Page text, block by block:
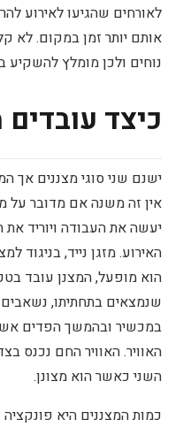
לאורחים שהגיעו לאירוע
אותם יותר זמן במקום. לא
נוחים ולכן מומלץ להשקיע
כיצד עובדים
ישנם שני סוגי מצננים אך
אין זה משנה אם מדובר על
יעשה את העבודה ויוריד
האירוע. מזגן נייד, בניגוד
הוא מופעל, המצנן עובד
שנמצאים בתחתיתו,
במכשיר ובהמשך הפדים
האוויר. האוויר החם נכנס
השני כאשר הוא מצונן.
כמות המצננים היא